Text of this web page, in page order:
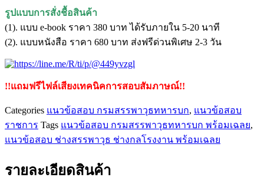
โรงงาน)
กรม
สรรพาวุธ
บก
ชิ้น
รูปแบบการสั่งชื้อสินค้า
(1). แบบ e-book ราคา 380 บาท ได้รับภายใน 5-20 นาที
(2). แบบหนังสือ ราคา 680 บาท ส่งฟรีด่วนพิเศษ 2-3 วัน
!!แถมฟรีไฟล์เสียงเทคนิคการสอบสัมภาษณ์!!
Categories แนวข้อสอบ กรมสรรพาวุธทหารบก, แนวข้อสอบ
ราชการ Tags แนวข้อสอบ กรมสรรพาวุธทหารบก พร้อมเฉลย,
แนวข้อสอบ ช่างสรรพาวุธ ช่างกลโรงงาน พร้อมเฉลย
รายละเอียดสินค้า